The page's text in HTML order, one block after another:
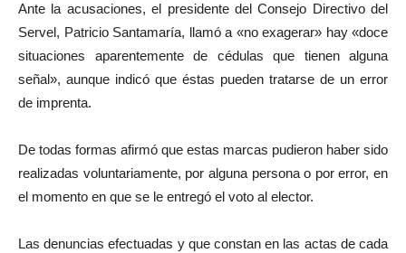
Ante la acusaciones, el presidente del Consejo Directivo del
Servel, Patricio Santamaría, llamó a «no exagerar» hay «doce
situaciones aparentemente de cédulas que tienen alguna
señal», aunque indicó que éstas pueden tratarse de un error
de imprenta.
De todas formas afirmó que estas marcas pudieron haber sido
realizadas voluntariamente, por alguna persona o por error, en
el momento en que se le entregó el voto al elector.
Las denuncias efectuadas y que constan en las actas de cada